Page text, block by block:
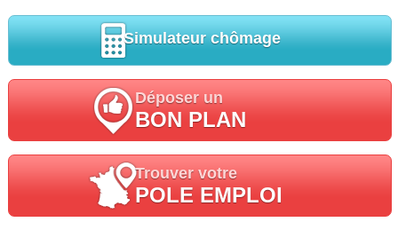
Simulateur chômage
Déposer un
BON PLAN
Trouver votre
POLE EMPLOI